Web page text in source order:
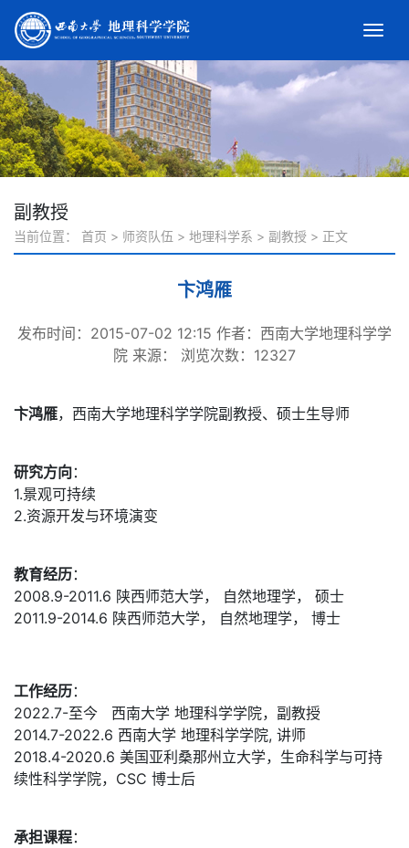
副教授
当前位置： 首页 > 师资队伍 > 地理科学系 > 副教授 > 正文
卞鸿雁
发布时间：2015-07-02 12:15 作者：西南大学地理科学学
院 来源： 浏览次数： 12327
卞鸿雁，西南大学地理科学学院副教授、硕士生导师
研究方向：
1.景观可持续
2.资源开发与环境演变
教育经历：
2008.9-2011.6 陕西师范大学， 自然地理学， 硕士
2011.9-2014.6 陕西师范大学， 自然地理学， 博士
工作经历：
2022.7-至今 西南大学 地理科学学院，副教授
2014.7-2022.6 西南大学 地理科学学院, 讲师
2018.4-2020.6 美国亚利桑那州立大学，生命科学与可持
续性科学学院，CSC 博士后
承担课程：